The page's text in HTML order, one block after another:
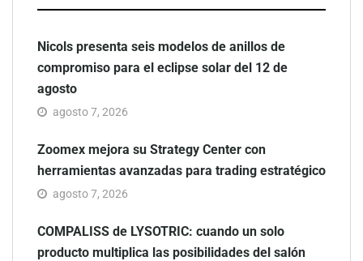
Nicols presenta seis modelos de anillos de
compromiso para el eclipse solar del 12 de
agosto
agosto 7, 2026
Zoomex mejora su Strategy Center con
herramientas avanzadas para trading estratégico
agosto 7, 2026
COMPALISS de LYSOTRIC: cuando un solo
producto multiplica las posibilidades del salón